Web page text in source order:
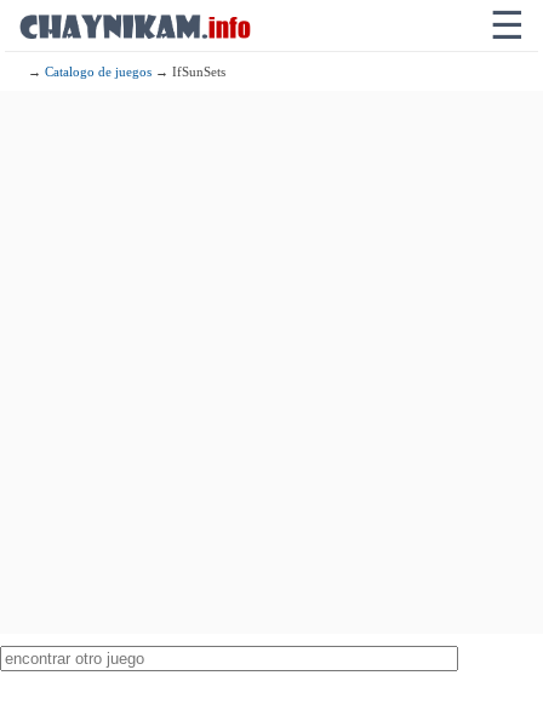
☰
→Catalogo de juegos → IfSunSets